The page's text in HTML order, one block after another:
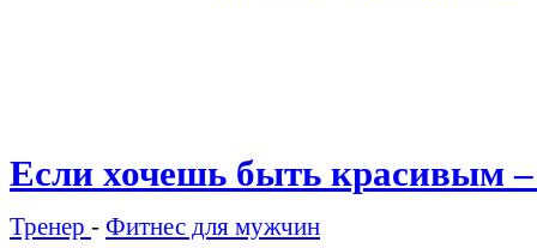
Если хочешь быть красивым –
Тренер - Фитнес для мужчин